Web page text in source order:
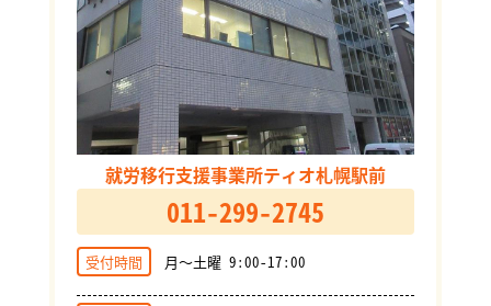
就労移行支援事業所ティオ札幌駅前
011-299-2745
受付時間 月～土曜 9:00-17:00